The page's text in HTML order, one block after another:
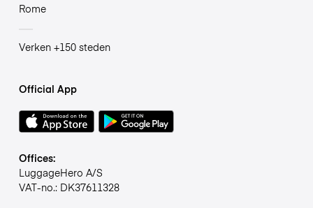
Rome
Verken +150 steden
Official App
Offices:
LuggageHero A/S
VAT-no.: DK37611328